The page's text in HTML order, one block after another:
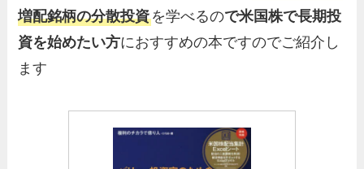
増配銘柄の分散投資を学べるので米国株で長期投
資を始めたい方におすすめの本ですのでご紹介し
ます